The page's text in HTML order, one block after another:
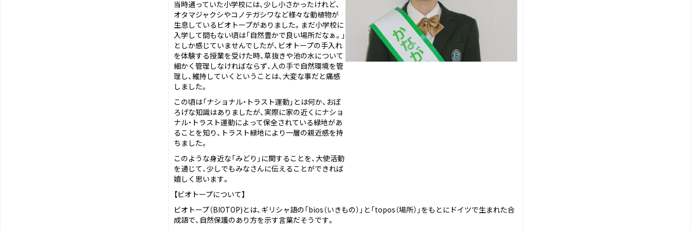
当時通っていた小学校には、少し小さかったけれど、
オタマジャクシやコノテガシワなど様々な動植物が
生息しているビオトープがありました。まだ小学校に
入学して間もない頃は「自然豊かで良い場所だなぁ。」
としか感じていませんでしたが、ビオトープの手入れ
を体験する授業を受けた時、草抜きや池の水について
細かく管理しなければならず、人の手で自然環境を管
理し、維持していくということは、大変な事だと痛感
しました。
この頃は「ナショナル・トラスト運動」とは何か、おぼ
ろげな知識はありましたが、実際に家の近くにナショ
ナル・トラスト運動によって保全されている緑地があ
ることを知り、トラスト緑地により一層の親近感を持
ちました。
このような身近な「みどり」に関することを、大使活動
を通じて、少しでもみなさんに伝えることができれば
嬉しく思います。
【ビオトープについて】
ビオトープ（BIOTOP)とは、ギリシャ語の「bios（いきもの）」と「topos（場所）」をもとにドイツで生まれた合
成語で、自然保護のあり方を示す言葉だそうです。